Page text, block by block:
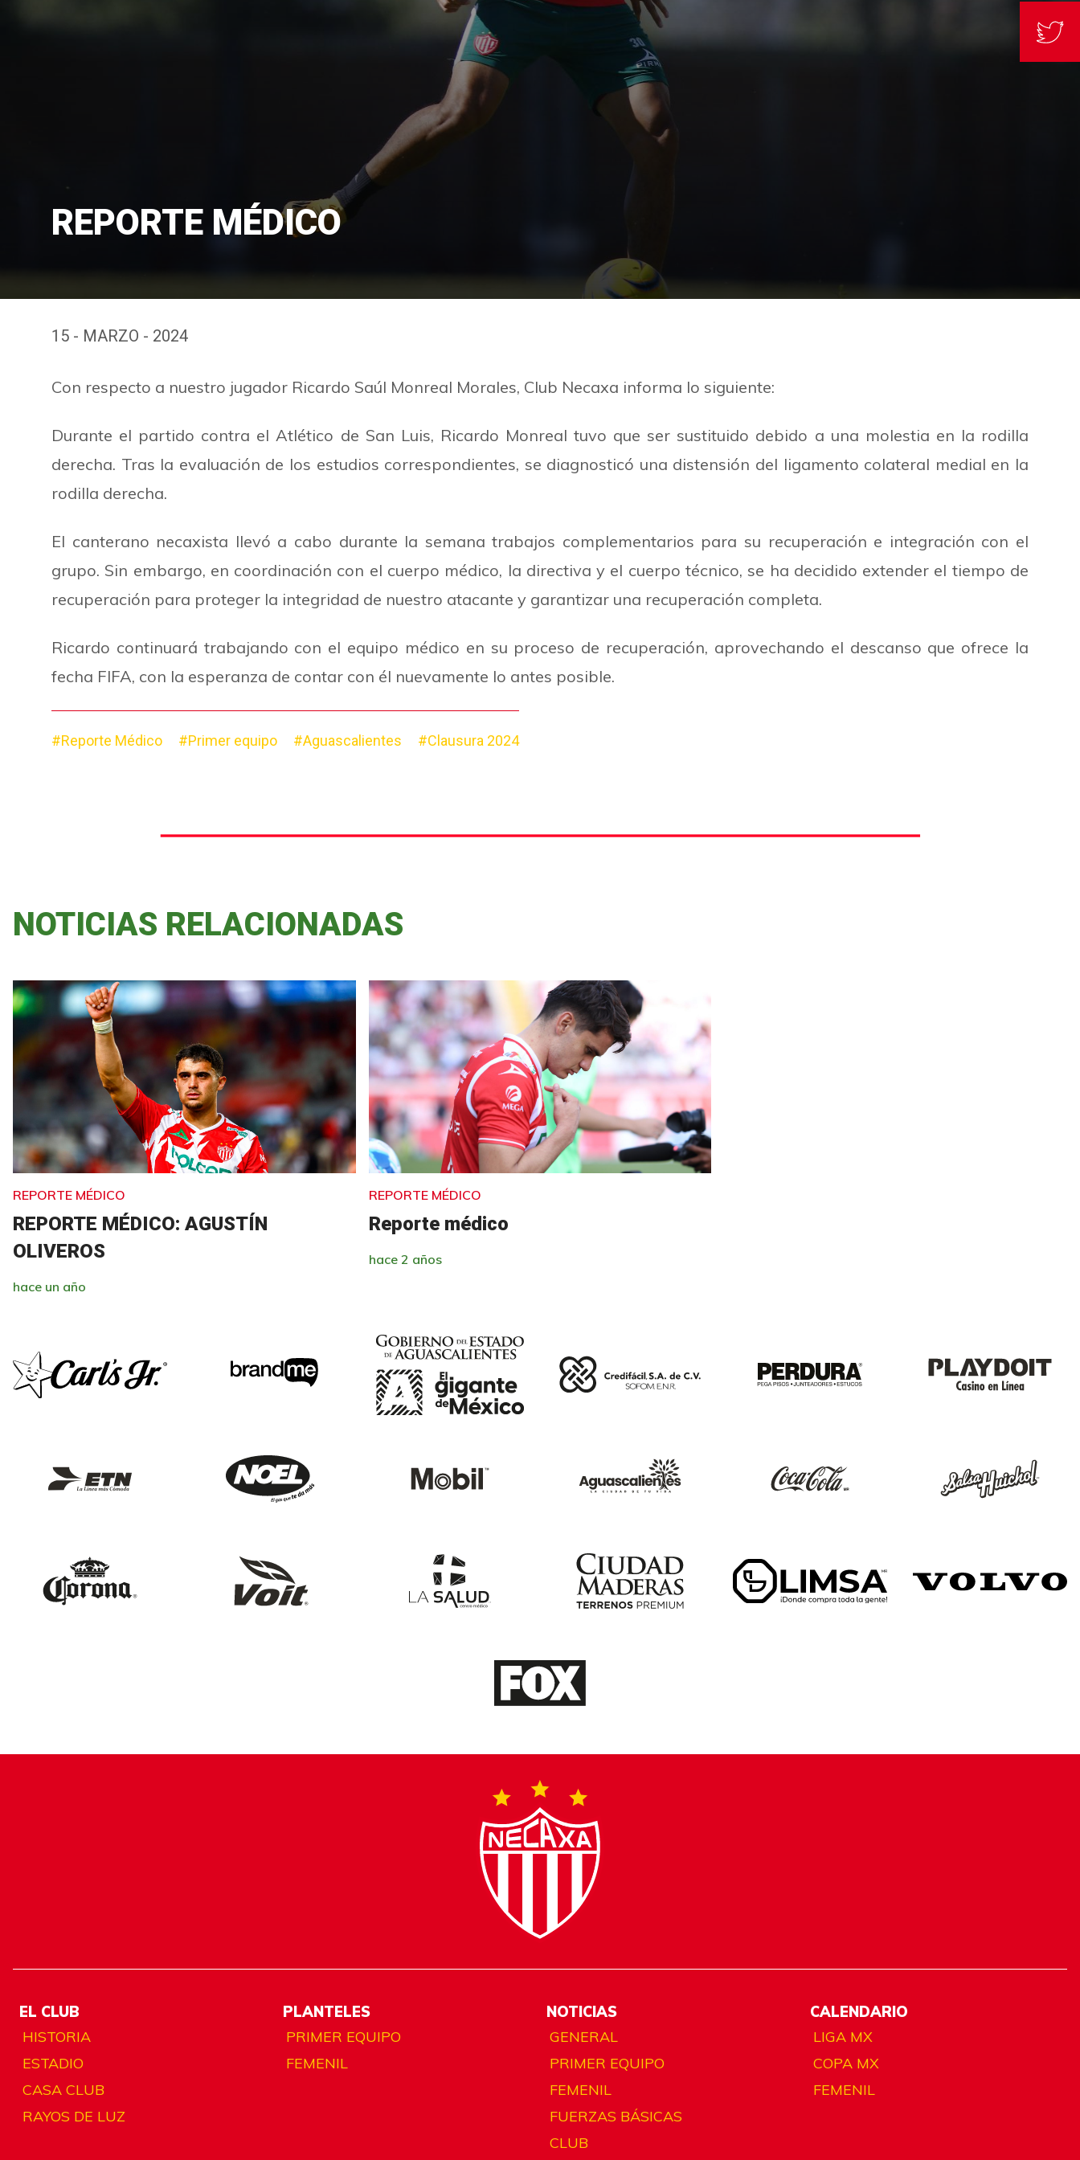
REPORTE MÉDICO
15 - MARZO - 2024
Con respecto a nuestro jugador Ricardo Saúl Monreal Morales, Club Necaxa informa lo siguiente:
Durante el partido contra el Atlético de San Luis, Ricardo Monreal tuvo que ser sustituido debido a una molestia en la rodilla
derecha. Tras la evaluación de los estudios correspondientes, se diagnosticó una distensión del ligamento colateral medial en la
rodilla derecha.
El canterano necaxista llevó a cabo durante la semana trabajos complementarios para su recuperación e integración con el
grupo. Sin embargo, en coordinación con el cuerpo médico, la directiva y el cuerpo técnico, se ha decidido extender el tiempo de
recuperación para proteger la integridad de nuestro atacante y garantizar una recuperación completa.
Ricardo continuará trabajando con el equipo médico en su proceso de recuperación, aprovechando el descanso que ofrece la
fecha FIFA, con la esperanza de contar con él nuevamente lo antes posible.
#Reporte Médico #Primer equipo #Aguascalientes #Clausura 2024
NOTICIAS RELACIONADAS
REPORTE MÉDICO
REPORTE MÉDICO: AGUSTÍN
OLIVEROS
hace un año
REPORTE MÉDICO
Reporte médico
hace 2 años
EL CLUB
HISTORIA
ESTADIO
CASA CLUB
RAYOS DE LUZ
PLANTELES
PRIMER EQUIPO
FEMENIL
NOTICIAS
GENERAL
PRIMER EQUIPO
FEMENIL
FUERZAS BÁSICAS
CLUB
CALENDARIO
LIGA MX
COPA MX
FEMENIL